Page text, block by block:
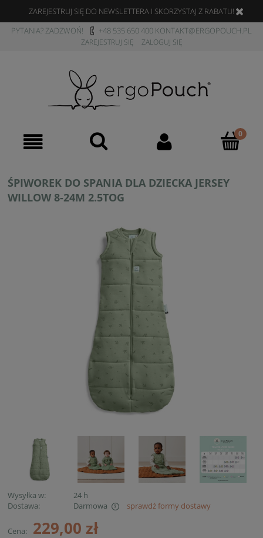
ZAREJESTRUJ SIĘ DO NEWSLETTERA I SKORZYSTAJ Z RABATU!
PYTANIA? ZADZWOŃ!
+48 535 650 400 KONTAKT@ERGOPOUCH.PL
ZAREJESTRUJ SIĘ ZALOGUJ SIĘ
ŚPIWOREK DO SPANIA DLA DZIECKA JERSEY
WILLOW 8-24M 2.5TOG
Wysyłka w:
24 h
Dostawa:
Darmowa
sprawdź formy dostawy
Cena: 229,00 zł